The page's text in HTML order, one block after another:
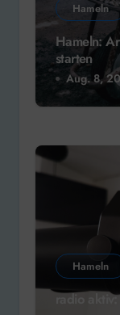
Hameln
Hameln:
starten
Aug. 8,
Hameln
radio aktiv: